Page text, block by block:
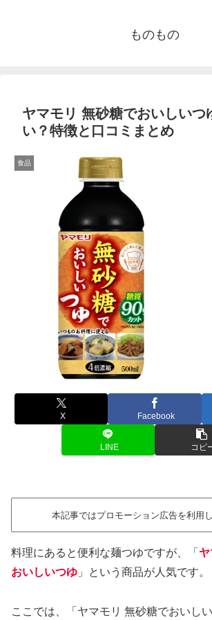
ものもの
ヤマモリ 無砂糖でおいしいつ
い？特徴と口コミまとめ
食品
X Facebook
LINE コピ
本記事ではプロモーション広告を利用し
料理にあると便利な麺つゆですが、「
おいしいつゆ 」という商品が人気です。
ここでは、「ヤマモリ 無砂糖でおいし